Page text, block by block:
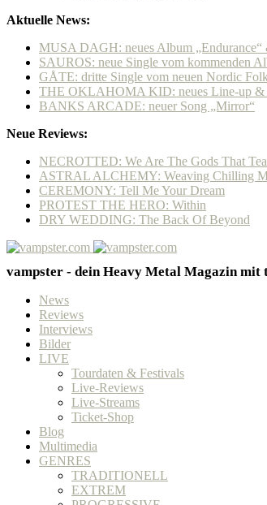
Aktuelle News:
MUSA DAGH: neues Album
SAUROS: neue Single vom kommenden
GÅTE: dritte Single vom neuen Nordic
THE OKLAHOMA KID: neues Line-up &
BANKS ARCADE: neuer Song „Mirror“
Neue Reviews:
NECROTTED: We Are The Gods That
ASTRAL ALCHEMY: Weaving Chilling
CEREMONY: Tell Me Your Dream
PROTEST THE HERO: Within
DRY WEDDING: The Back Of Beyond
vampster - dein Heavy Metal Magazin mit
News
Reviews
Interviews
Bilder
LIVE
Tourdaten & Festivals
Live-Reviews
Live-Streams
Ticket-Shop
Blog
Multimedia
GENRES
TRADITIONELL
EXTREM